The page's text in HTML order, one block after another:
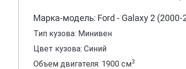
Марка-модель: Ford - Galaxy 2 (2000-
Тип кузова: Минивен
Цвет кузова: Синий
Объем двигателя: 1900 см3